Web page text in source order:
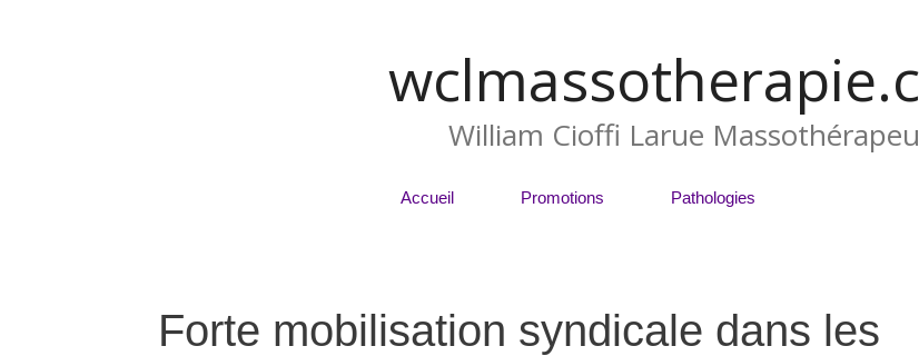
William Cioffi Larue
Accueil Promotions Pathologies
Forte mobilisation syndicale dans les